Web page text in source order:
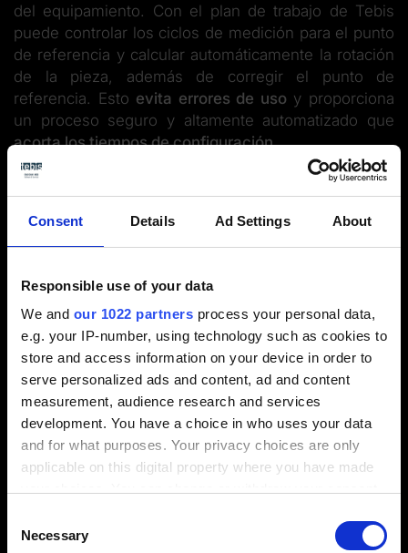
Consent Details Ad Settings About
Responsible use of your data
We and our 1022 partners process your personal data,
e.g. your IP-number, using technology such as cookies to
store and access information on your device in order to
serve personalized ads and content, ad and content
measurement, audience research and services
development. You have a choice in who uses your data
and for what purposes. Your privacy choices are only
applicable on this digital property where you have made
the Privacy trigger icon.
Selection
Necessary
del equipamiento. Con el plan de trabajo de Tebis
puede controlar los ciclos de medición para el punto
de referencia y calcular automáticamente la rotación
de la pieza, además de corregir el punto de
referencia. Esto evita errores de uso y proporciona
un proceso seguro y altamente automatizado que
acorta los tiempos de configuración.
También puede comprobar las
dimensiones del
tocho. Si se encuentran fuera de la tolerancia de su
mecanizado, puede interrumpirlo con la debida
antelación. Estoevita roturas de herramientas,
Comprobación y corrección de geometrías
regladas